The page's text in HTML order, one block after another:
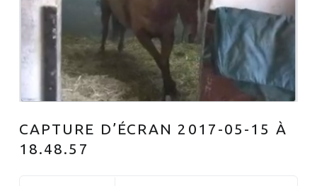
CAPTURE D’ÉCRAN 2017-05-15 À
18.48.57